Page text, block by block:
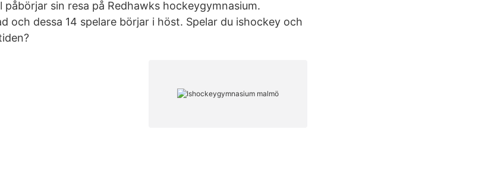
sin resa på Redhawks hockeygymnasium.
och dessa 14 spelare börjar i höst. Spelar du ishockey och